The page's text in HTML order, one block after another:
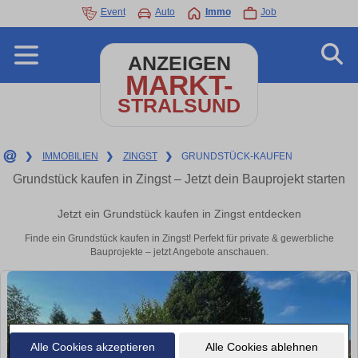
Alle Cookies akzeptieren Alle Cookies ablehnen
Event Auto Immo Job
ANZEIGEN
MARKT-
STRALSUND
❯ IMMOBILIEN ❯ ZINGST ❯ GRUNDSTÜCK-KAUFEN
Grundstück kaufen in Zingst – Jetzt dein Bauprojekt starten
Jetzt ein Grundstück kaufen in Zingst entdecken
Finde ein Grundstück kaufen in Zingst! Perfekt für private & gewerbliche
Bauprojekte – jetzt Angebote anschauen.